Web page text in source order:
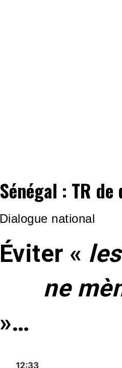
Sénégal : TR
Dialogue national
Éviter «
ne
»…